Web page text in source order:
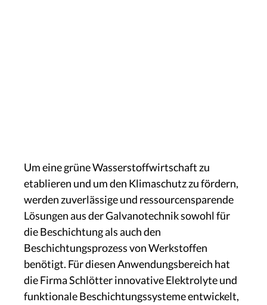
Um eine grüne Wasserstoffwirtschaft zu
etablieren und um den Klimaschutz zu fördern,
werden zuverlässige und ressourcensparende
Lösungen aus der Galvanotechnik sowohl für
die Beschichtung als auch den
Beschichtungsprozess von Werkstoffen
benötigt. Für diesen Anwendungsbereich hat
die Firma Schlötter innovative Elektrolyte und
funktionale Beschichtungssysteme entwickelt,